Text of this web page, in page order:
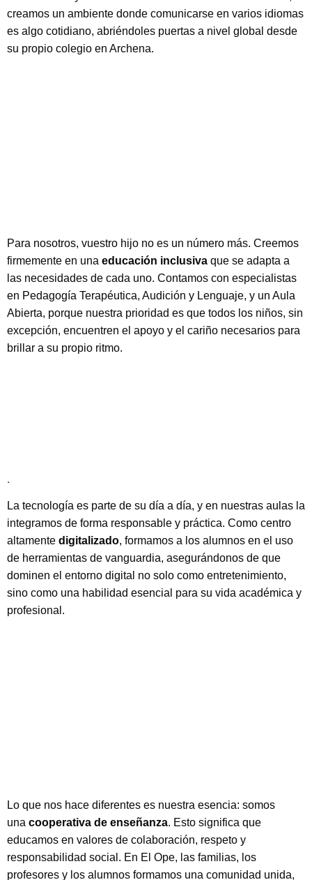
creamos un ambiente donde comunicarse en varios idiomas
es algo cotidiano, abriéndoles puertas a nivel global desde
su propio colegio en Archena.
Para nosotros, vuestro hijo no es un número más. Creemos
firmemente en una educación inclusiva que se adapta a
las necesidades de cada uno. Contamos con especialistas
en Pedagogía Terapéutica, Audición y Lenguaje, y un Aula
Abierta, porque nuestra prioridad es que todos los niños, sin
excepción, encuentren el apoyo y el cariño necesarios para
brillar a su propio ritmo.
.
La tecnología es parte de su día a día, y en nuestras aulas la
integramos de forma responsable y práctica. Como centro
altamente digitalizado, formamos a los alumnos en el uso
de herramientas de vanguardia, asegurándonos de que
dominen el entorno digital no solo como entretenimiento,
sino como una habilidad esencial para su vida académica y
profesional.
Lo que nos hace diferentes es nuestra esencia: somos
una cooperativa de enseñanza. Esto significa que
educamos en valores de colaboración, respeto y
responsabilidad social. En El Ope, las familias, los
profesores y los alumnos formamos una comunidad unida,